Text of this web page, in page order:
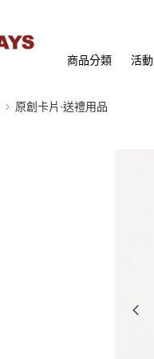
商品分類 活
原創卡片∙送禮用品